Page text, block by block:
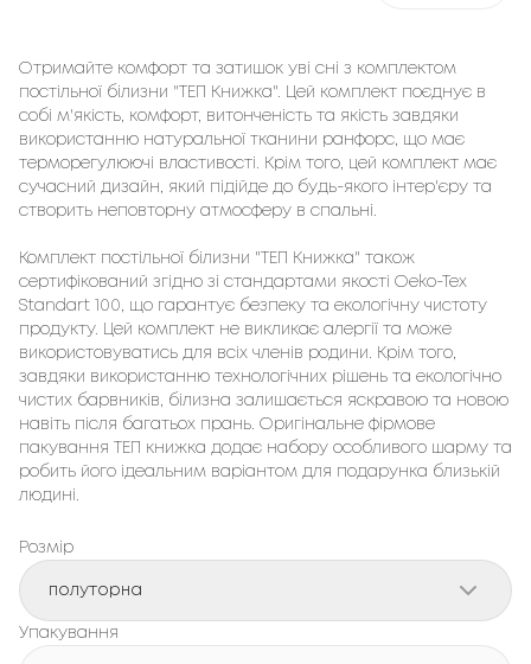
Отримайте комфорт та затишок уві сні з комплектом
постільної білизни "ТЕП Книжка". Цей комплект поєднує в
собі м'якість, комфорт, витонченість та якість завдяки
використанню натуральної тканини ранфорс, що має
терморегулюючі властивості. Крім того, цей комплект має
сучасний дизайн, який підійде до будь-якого інтер'єру та
створить неповторну атмосферу в спальні.
Комплект постільної білизни "ТЕП Книжка" також
сертифікований згідно зі стандартами якості Oeko-Tex
Standart 100, що гарантує безпеку та екологічну чистоту
продукту. Цей комплект не викликає алергії та може
використовуватись для всіх членів родини. Крім того,
завдяки використанню технологічних рішень та екологічно
чистих барвників, білизна залишається яскравою та новою
навіть після багатьох прань. Оригінальне фірмове
пакування ТЕП книжка додає набору особливого шарму та
робить його ідеальним варіантом для подарунка близькій
людині.
Розмір
полуторна
Упакування